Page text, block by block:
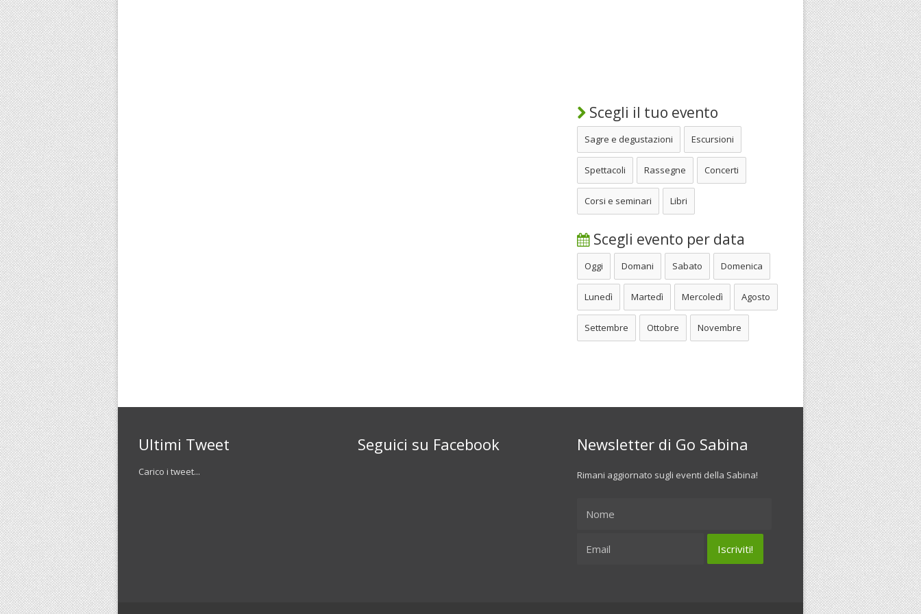
Scegli il tuo evento
Sagre e degustazioni Escursioni
Spettacoli Rassegne Concerti
Corsi e seminari Libri
Scegli evento per data
Oggi Domani Sabato Domenica
Lunedì Martedì Mercoledì Agosto
Settembre Ottobre Novembre
Ultimi Tweet
Carico i tweet...
Seguici su Facebook Newsletter di Go Sabina
Rimani aggiornato sugli eventi della Sabina!